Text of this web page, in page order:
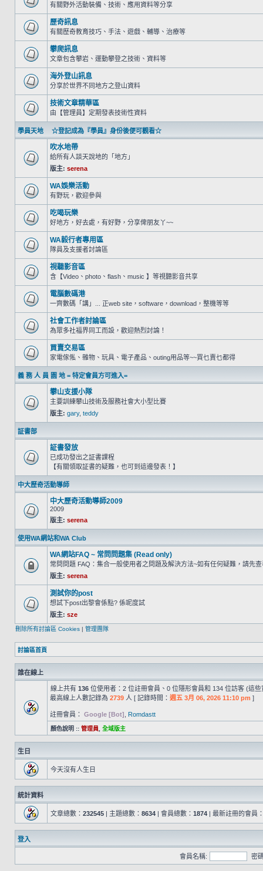
有關野外活動裝備、技術、應用資料等分享
歷奇訊息
有關歷奇教育技巧、手法、遊戲、輔導、治療等
攀爬訊息
文章包含攀岩、運動攀登之技術、資料等
海外登山訊息
分享於世界不同地方之登山資料
技術文章精華區
由【管理員】定期發表技術性資料
學員天地 ☆登記成為『學員』身份後便可觀看☆
吹水地帶
給所有人談天說地的「地方」
版主: serena
WA娛樂活動
有野玩，歡迎參與
吃喝玩樂
好地方，好去處，有好野，分享俾朋友丫~~
WA毅行者專用區
隊員及支援者討論區
視聽影音區
含【Video、photo、flash、music 】等視聽影音共享
電腦數碼港
一齊數碼「講」... 正web site，software，download，整機等等
社會工作者討論區
為眾多社福界同工而設，歡迎熱烈討論！
買賣交易區
家電傢俬、雜物、玩具、電子產品、outing用品等~~買乜賣乜都得
義 務 人 員 園 地 = 特定會員方可進入=
攀山支援小隊
主要訓練攀山技術及服務社會大小型比賽
版主: gary, teddy
証書部
証書發放
已成功發出之証書課程
【有關領取証書的疑難，也可到這邊發表！】
中大歷奇活動導師
中大歷奇活動導師2009
2009
版主: serena
使用WA網站和WA Club
WA網站FAQ ~ 常問問題集 (Read only)
常問問題 FAQ：集合一般使用者之問題及解決方法~如有任何疑難，請先
版主: serena
測試你的post
想試下post出黎會係點? 係呢度試
版主: sze
刪除所有討論區 Cookies | 管理團隊
討論區首頁
誰在線上
線上共有 136 位使用者：2 位註冊會員、0 位隱形會員和 134 位訪客 (這
最高線上人數記錄為 2739 人 [ 記錄時間： 週五 3月 06, 2026 11:10 pm ]
註冊會員： Google [Bot] Romdastt
顏色說明 :: 管理員 全域版主
生日
今天沒有人生日
統計資料
文章總數： 232545 | 主題總數： 8634 | 會員總數： 1874 | 最新註冊的會員
登入
會員名稱: 密